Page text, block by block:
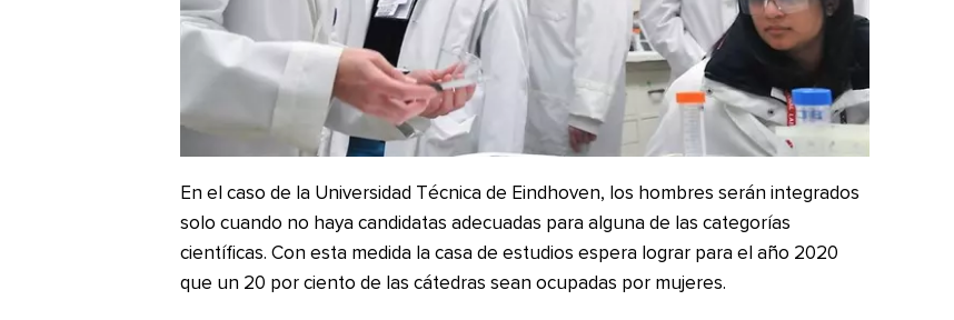
En el caso de la Universidad Técnica de Eindhoven, los hombres serán integrados
solo cuando no haya candidatas adecuadas para alguna de las categorías
científicas. Con esta medida la casa de estudios espera lograr para el año 2020
que un 20 por ciento de las cátedras sean ocupadas por mujeres.